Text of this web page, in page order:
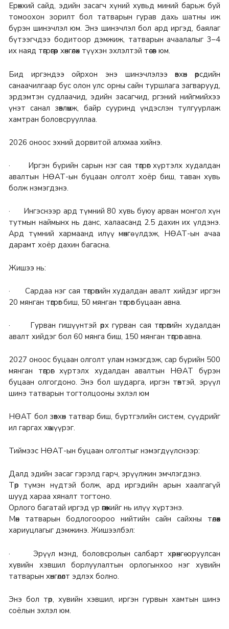
Ерөнхий сайд, эдийн засагч хүний хувьд миний барьж буй
томоохон зорилт бол татварын гурав дахь шатны иж
бүрэн шинэчлэл юм. Энэ шинэчлэл бол ард иргэд, баялаг
бүтээгчдээ бодитоор дэмжиж, татварын ачаалалыг 3–4
их наяд төгрөгөөр хөнгөлөх түүхэн эхлэлтэй төсөв юм.
Бид иргэндээ ойрхон энэ шинэчлэлээ өвхөн өөрсдийн
санаачилгаар бус олон улс орны сайн туршлага загварууд,
эрдэмтэн судлаачид, эдийн засагчид, ргэний нийгмийхээ
үнэт санал зөвлөмж, байр сууринд үндэслэн тулгуурлаж
хамтран боловсрууллаа.
2026 оноос эхний дорвитой алхмаа хийнэ.
· Иргэн бүрийн сарын нэг сая төгрөг хүртэлх худалдан
авалтын НӨАТ-ын буцаан олголт хоёр биш, таван хувь
болж нэмэгдэнэ.
· Ингэснээр ард түмний 80 хувь буюу арван монгол хүн
тутмын наймынх нь данс, халаасанд 2.5 дахин их үлдэнэ.
Ард түмний хармаанд илүү мөнгө үлдэж, НӨАТ-ын ачаа
дарамт хоёр дахин багасна.
Жишээ нь:
· Сардаа нэг сая төгрөгийн худалдан авалт хийдэг иргэн
20 мянган төгрөг биш, 50 мянган төгрөг буцаан авна.
· Гурван гишүүнтэй өрх гурван сая төгрөгийн худалдан
авалт хийдэг бол 60 мянга биш, 150 мянган төгрөг авна.
2027 оноос буцаан олголт улам нэмэгдэж, сар бүрийн 500
мянган төгрөг хүртэлх худалдан авалтын НӨАТ бүрэн
буцаан олгогдоно. Энэ бол шударга, иргэн төвтэй, эрүүл
шинэ татварын тогтолцооны эхлэл юм
НӨАТ бол зөвхөн татвар биш, бүртгэлийн систем, сүүдрийг
ил гаргах хөшүүрэг.
Тиймээс НӨАТ-ын буцаан олголтыг нэмэгдүүлснээр:
Далд эдийн засаг гэрэлд гарч, эрүүлжин эмчлэгдэнэ.
Төр түмэн нүдтэй болж, ард иргэдийн арын хаалгагүй
шууд хараа хяналт тогтоно.
Орлого багатай иргэд үр өгөөжийг нь илүү хүртэнэ.
Мөн татварын бодлогоороо нийтийн сайн сайхны төлөөх
хариуцлагыг дэмжинэ. Жишээлбэл:
· Эрүүл мэнд, боловсролын салбарт хөрөнгө оруулсан
хувийн хэвшил борлуулалтын орлогынхоо нэг хувийн
татварын хөнгөлөлт эдлэх болно.
Энэ бол төр, хувийн хэвшил, иргэн гурвын хамтын шинэ
соёлын эхлэл юм.